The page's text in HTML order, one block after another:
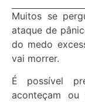
Muitos se
ataque de
do medo
vai morrer.
É possível
aconteçam